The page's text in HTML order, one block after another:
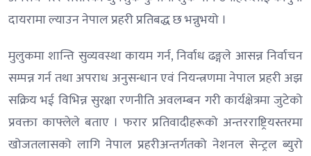
दायरामा ल्याउन नेपाल प्रहरी प्रतिबद्ध छ भन्नुभयो ।
मुलुकमा शान्ति सुव्यवस्था कायम गर्न, निर्वाध ढङ्गले आसन्न निर्वाचन
सम्पन्न गर्न तथा अपराध अनुसन्धान एवं नियन्त्रणमा नेपाल प्रहरी अझ
सक्रिय भई विभिन्न सुरक्षा रणनीति अवलम्बन गरी कार्यक्षेत्रमा जुटेको
प्रवक्ता काफ्लेले बताए । फरार प्रतिवादीहरूको अन्तरराष्ट्रियस्तरमा
खोजतलासको लागि नेपाल प्रहरीअन्तर्गतको नेशनल सेन्ट्रल ब्युरो